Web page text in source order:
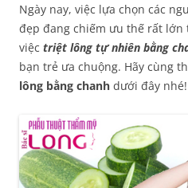
Ngày nay, việc lựa chọn các
đẹp đang chiếm ưu thế rất lớn
việc triệt lông tự nhiên bằng
bạn trẻ ưa chuộng. Hãy cùng
lông bằng chanh dưới đây nhé!